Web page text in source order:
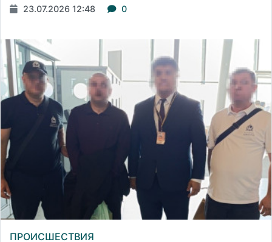
23.07.2026 12:48 0
ПРОИСШЕСТВИЯ